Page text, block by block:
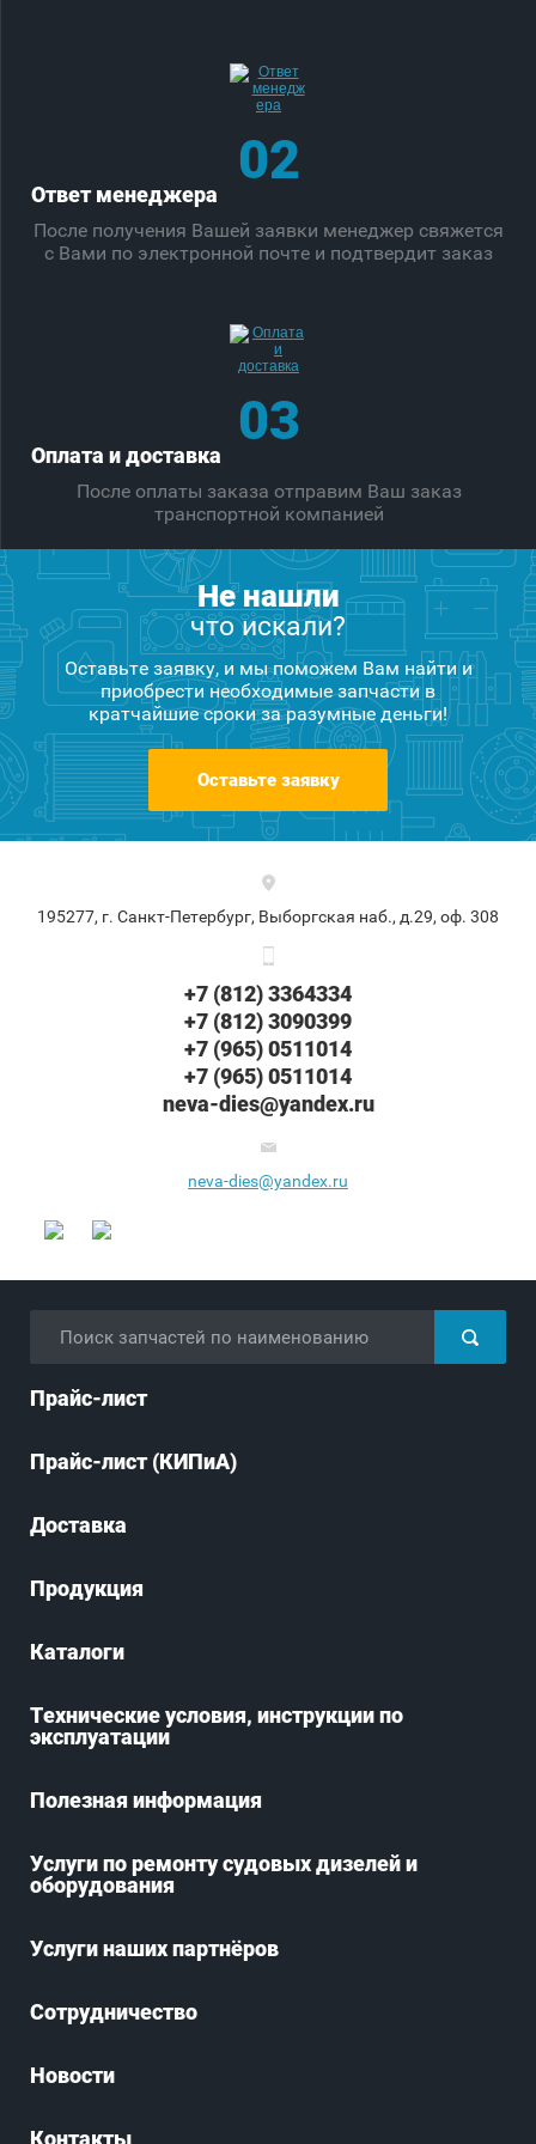
02
Ответ менеджера
После получения Вашей заявки менеджер свяжется
с Вами по электронной почте и подтвердит заказ
03
Оплата и доставка
После оплаты заказа отправим Ваш заказ
транспортной компанией
Не нашли
что искали?
Оставьте заявку, и мы поможем Вам найти и
приобрести необходимые запчасти в
кратчайшие сроки за разумные деньги!
Оставьте заявку
195277, г. Санкт-Петербург, Выборгская наб., д.29, оф. 308
+7 (812) 3364334
+7 (812) 3090399
+7 (965) 0511014
+7 (965) 0511014
neva-dies@yandex.ru
neva-dies@yandex.ru
Прайс-лист
Прайс-лист (КИПиА)
Доставка
Продукция
Каталоги
Технические условия, инструкции по
эксплуатации
Полезная информация
Услуги по ремонту судовых дизелей и
оборудования
Услуги наших партнёров
Сотрудничество
Новости